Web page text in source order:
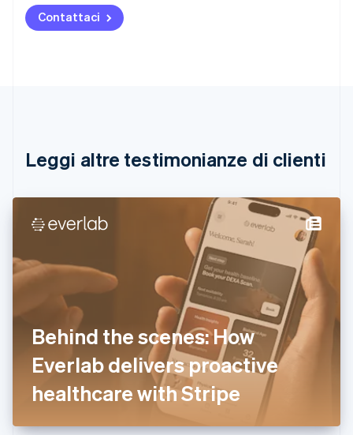
Contattaci
Leggi altre testimonianze di clienti
Behind the scenes: How
Everlab delivers proactive
healthcare with Stripe
Austria
DeutschEnglish
English Français
Cina continentale
Cipro
Croazia
Danimarca
Emirati Arabi Uniti
English
Estonia
English
Finlandia
Francia
Germania